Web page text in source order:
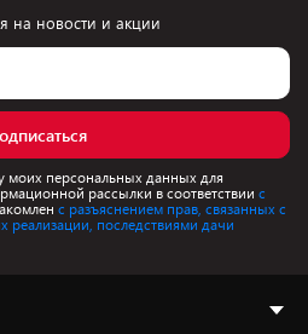
на новости и акции
моих персональных данных для
рассылки в соответствии с
с разъяснением прав, связанных с
реализации, последствиями дачи